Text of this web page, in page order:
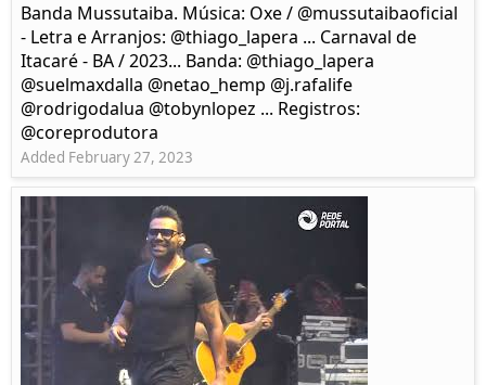
Banda Mussutaiba. Música: Oxe / @mussutaibaoficial
- Letra e Arranjos: @thiago_lapera ... Carnaval de
Itacaré - BA / 2023... Banda: @thiago_lapera
@suelmaxdalla @netao_hemp @j.rafalife
@rodrigodalua @tobynlopez ... Registros:
@coreprodutora
Added February 27, 2023